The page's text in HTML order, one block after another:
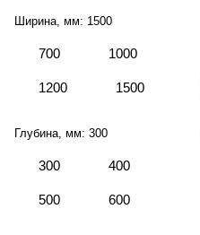
Ширина, мм: 1500
700 1000
1200 1500
Глубина, мм: 300
300 400
500 600